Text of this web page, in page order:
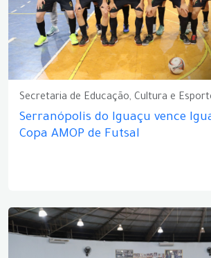
Secretaria de Educação, Cultura e
Serranópolis do Iguaçu vence
Copa AMOP de Futsal